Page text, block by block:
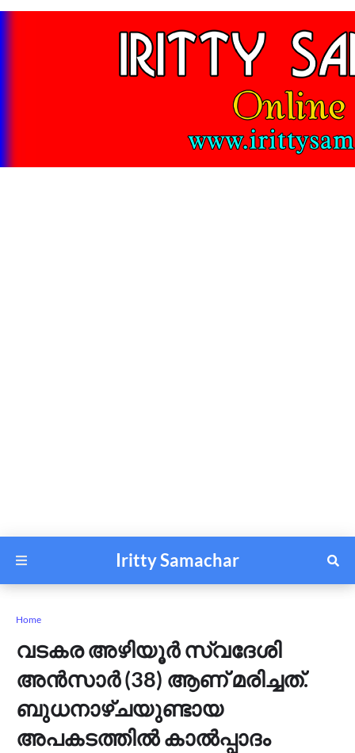
Iritty Samachar
Home
വടകര അഴിയൂർ സ്വദേശി
അൻസാർ (38) ആണ് മരിച്ചത്.
ബുധനാഴ്ചയുണ്ടായ
അപകടത്തിൽ കാൽപ്പാദം